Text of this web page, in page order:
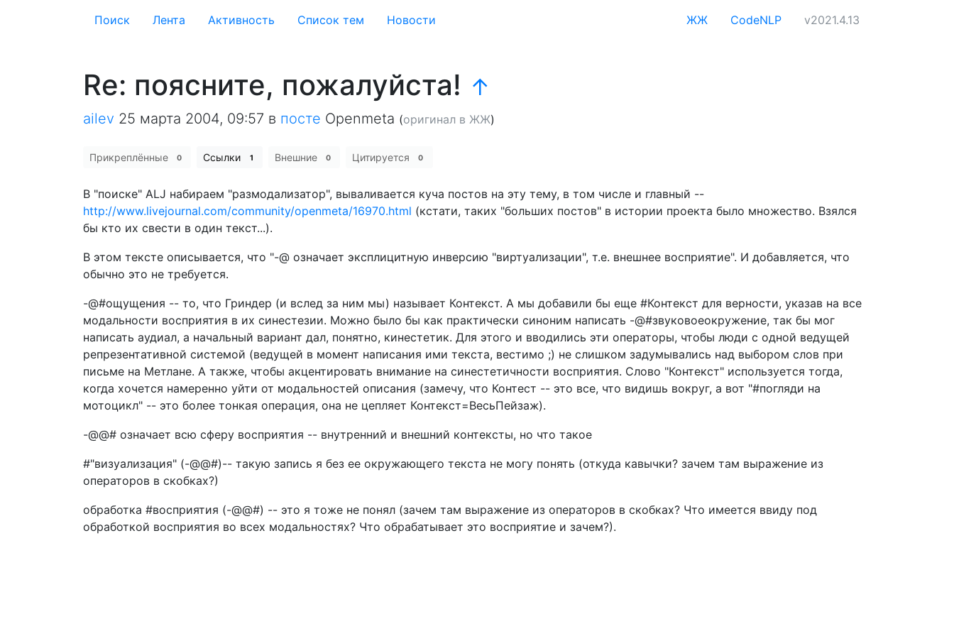
Поиск Лента Активность Cписок тем Новости ЖЖ CodeNLP v2021.4.13
Re: поясните, пожалуйста! ↑
ailev 25 марта 2004, 09:57 в посте Openmeta (оригинал в ЖЖ)
Прикреплённые 0 Ссылки 1 Внешние 0 Цитируется 0
В "поиске" ALJ набираем "размодализатор", вываливается куча постов на эту тему, в том числе и главный --
http://www.livejournal.com/community/openmeta/16970.html (кстати, таких "больших постов" в истории проекта было множество. Взялся
бы кто их свести в один текст...).
В этом тексте описывается, что "-@ означает эксплицитную инверсию "виртуализации", т.е. внешнее восприятие". И добавляется, что
обычно это не требуется.
-@#ощущения -- то, что Гриндер (и вслед за ним мы) называет Контекст. А мы добавили бы еще #Контекст для верности, указав на все
модальности восприятия в их синестезии. Можно было бы как практически синоним написать -@#звуковоеокружение, так бы мог
написать аудиал, а начальный вариант дал, понятно, кинестетик. Для этого и вводились эти операторы, чтобы люди с одной ведущей
репрезентативной системой (ведущей в момент написания ими текста, вестимо ;) не слишком задумывались над выбором слов при
письме на Метлане. А также, чтобы акцентировать внимание на синестетичности восприятия. Слово "Контекст" используется тогда,
когда хочется намеренно уйти от модальностей описания (замечу, что Контест -- это все, что видишь вокруг, а вот "#погляди на
мотоцикл" -- это более тонкая операция, она не цепляет Контекст=ВесьПейзаж).
-@@# означает всю сферу восприятия -- внутренний и внешний контексты, но что такое
#"визуализация" (-@@#)-- такую запись я без ее окружающего текста не могу понять (откуда кавычки? зачем там выражение из
операторов в скобках?)
обработка #восприятия (-@@#) -- это я тоже не понял (зачем там выражение из операторов в скобках? Что имеется ввиду под
обработкой восприятия во всех модальностях? Что обрабатывает это восприятие и зачем?).